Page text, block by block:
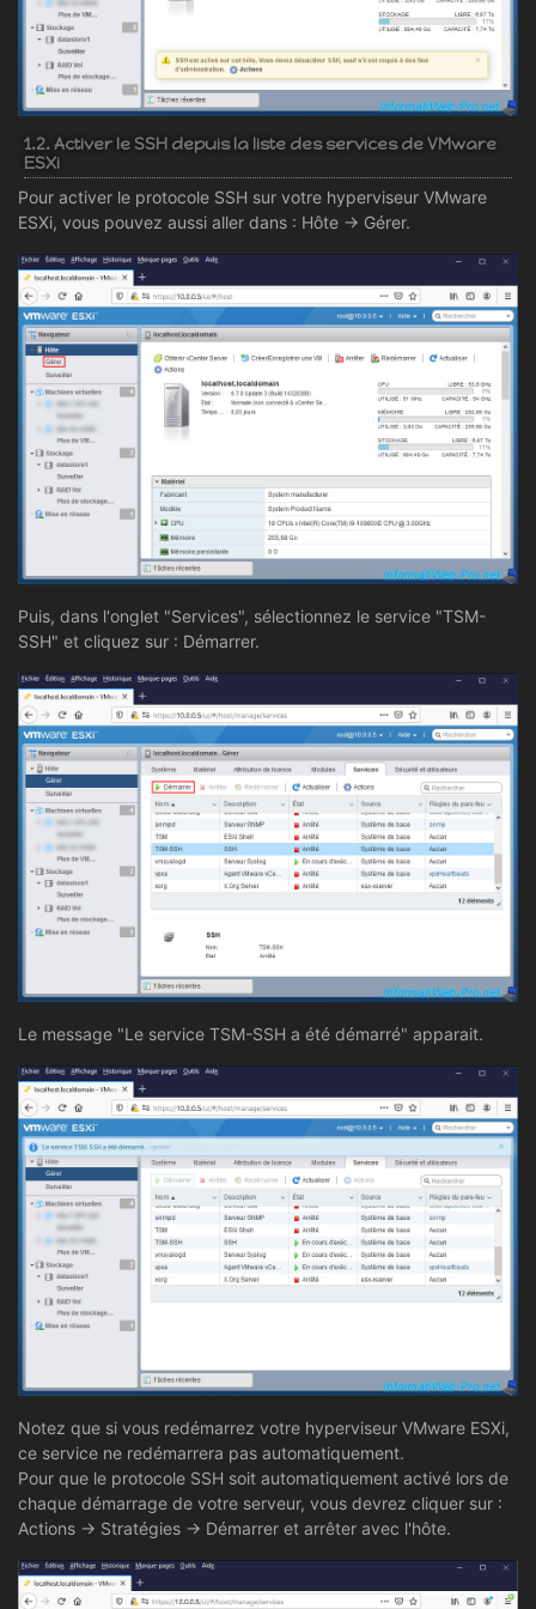
1.2. Activer le SSH depuis la liste des services de VMware
ESXi
Pour activer le protocole SSH sur votre hyperviseur VMware
ESXi, vous pouvez aussi aller dans : Hôte -> Gérer.
Puis, dans l'onglet "Services", sélectionnez le service "TSM-
SSH" et cliquez sur : Démarrer.
Le message "Le service TSM-SSH a été démarré" apparait.
Notez que si vous redémarrez votre hyperviseur VMware ESXi,
ce service ne redémarrera pas automatiquement.
Pour que le protocole SSH soit automatiquement activé lors de
chaque démarrage de votre serveur, vous devrez cliquer sur :
Actions -> Stratégies -> Démarrer et arrêter avec l'hôte.